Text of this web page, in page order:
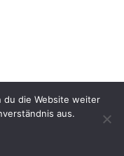
du die Website weiter
aus.